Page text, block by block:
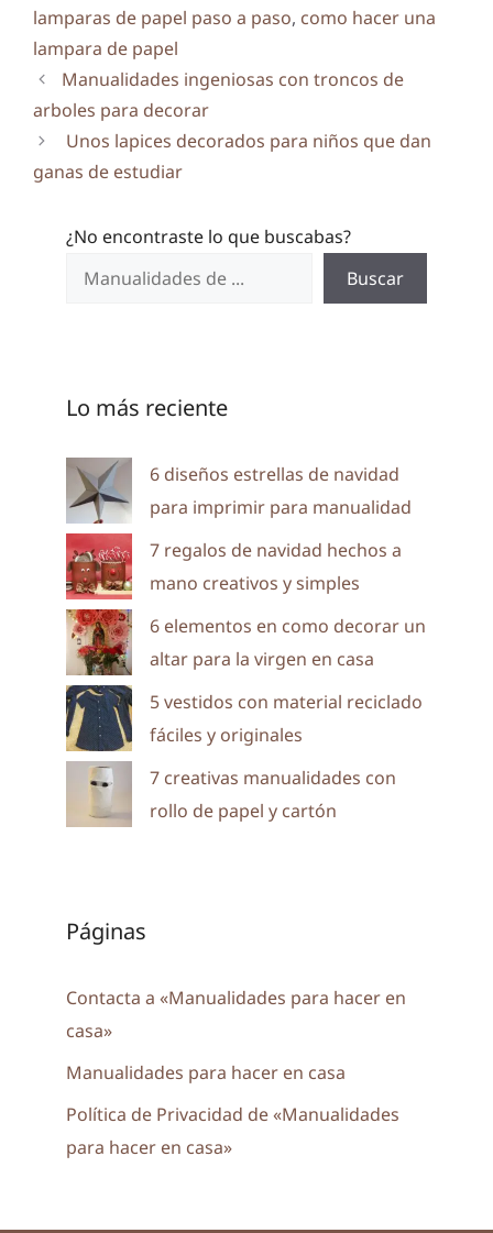
lamparas de papel paso a paso, como hacer una
lampara de papel
Manualidades ingeniosas con troncos de
arboles para decorar
Unos lapices decorados para niños que dan
ganas de estudiar
¿No encontraste lo que buscabas?
Buscar
Lo más reciente
6 diseños estrellas de navidad
para imprimir para manualidad
7 regalos de navidad hechos a
mano creativos y simples
6 elementos en como decorar un
altar para la virgen en casa
5 vestidos con material reciclado
fáciles y originales
7 creativas manualidades con
rollo de papel y cartón
Páginas
Contacta a «Manualidades para hacer en
casa»
Manualidades para hacer en casa
Política de Privacidad de «Manualidades
para hacer en casa»